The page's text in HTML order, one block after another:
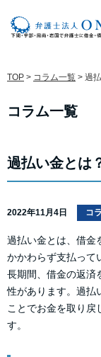
TOP > コラム一覧 > 過
コラム一覧
過払い金とは
2022年11月4日 コ
過払い金とは、借金
かかわらず支払って
長期間、借金の返済
性があります。過払
ことでお金を取り戻
す。